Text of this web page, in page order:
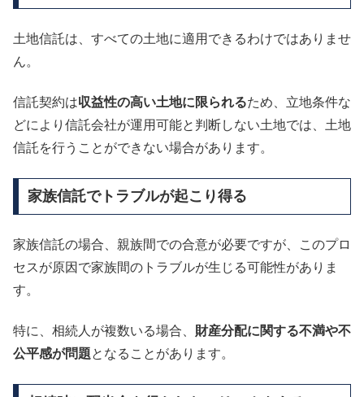
土地信託は、すべての土地に適用できるわけではありませ
ん。
信託契約は収益性の高い土地に限られるため、立地条件な
どにより信託会社が運用可能と判断しない土地では、土地
信託を行うことができない場合があります。
家族信託でトラブルが起こり得る
家族信託の場合、親族間での合意が必要ですが、このプロ
セスが原因で家族間のトラブルが生じる可能性がありま
す。
特に、相続人が複数いる場合、 財産分配に関する不満や不
公平感が問題となることがあります。